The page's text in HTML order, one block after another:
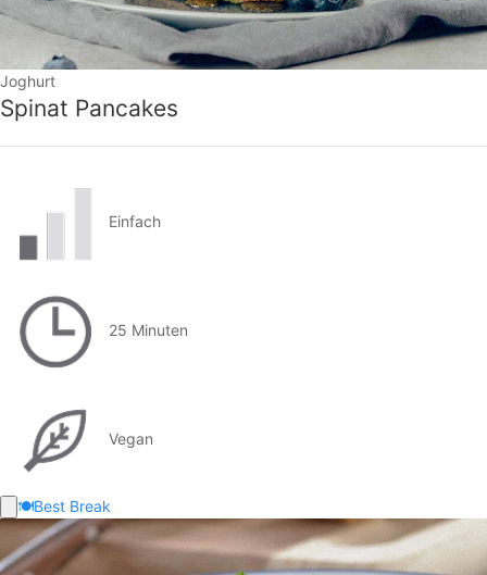
Joghurt
Spinat Pancakes
Einfach
25 Minuten
Vegan
🍽️Best Break